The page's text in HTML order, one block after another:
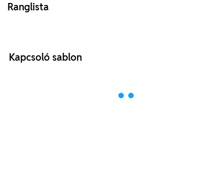
Ranglista
Kapcsoló sablon